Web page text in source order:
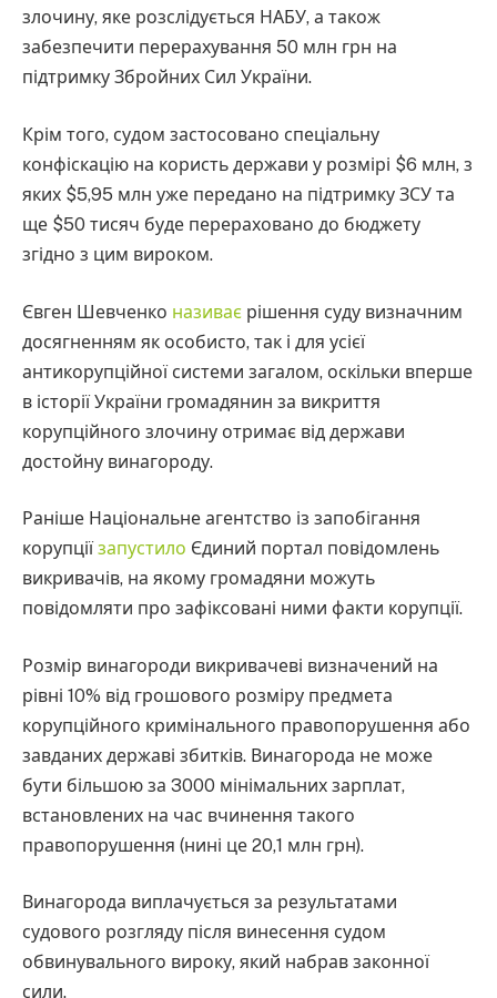
злочину, яке розслідується НАБУ, а також
забезпечити перерахування 50 млн грн на
підтримку Збройних Сил України.
Крім того, судом застосовано спеціальну
конфіскацію на користь держави у розмірі $6 млн, з
яких $5,95 млн уже передано на підтримку ЗСУ та
ще $50 тисяч буде перераховано до бюджету
згідно з цим вироком.
Євген Шевченко називає рішення суду визначним
досягненням як особисто, так і для усієї
антикорупційної системи загалом, оскільки вперше
в історії України громадянин за викриття
корупційного злочину отримає від держави
достойну винагороду.
Раніше Національне агентство із запобігання
корупціїзапустило Єдиний портал повідомлень
викривачів, на якому громадяни можуть
повідомляти про зафіксовані ними факти корупції.
Розмір винагороди викривачеві визначений на
рівні 10% від грошового розміру предмета
корупційного кримінального правопорушення або
завданих державі збитків. Винагорода не може
бути більшою за 3000 мінімальних зарплат,
встановлених на час вчинення такого
правопорушення (нині це 20,1 млн грн).
Винагорода виплачується за результатами
судового розгляду після винесення судом
обвинувального вироку, який набрав законної
сили.